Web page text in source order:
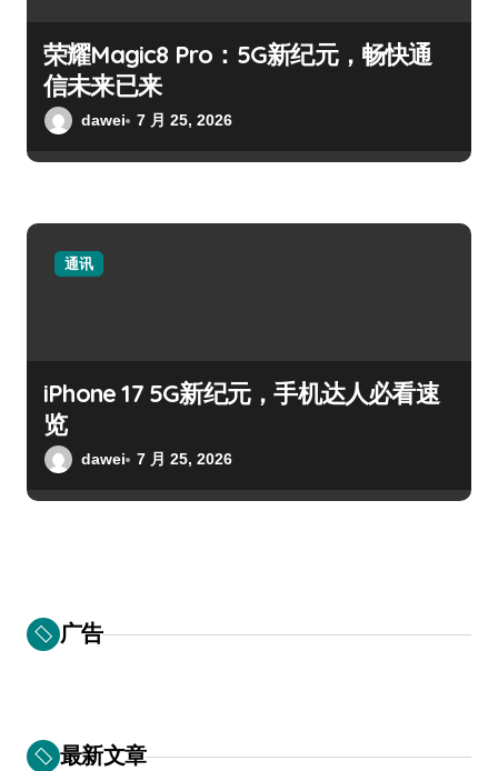
荣耀Magic8 Pro：5G新纪元，畅快通
信未来已来
dawei 7 月 25, 2026
通讯
iPhone 17 5G新纪元，手机达人必看速
览
dawei 7 月 25, 2026
广告
最新文章